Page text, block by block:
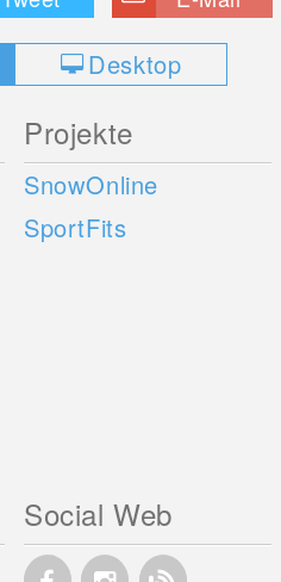
Desktop
Projekte
SnowOnline
SportFits
Social Web